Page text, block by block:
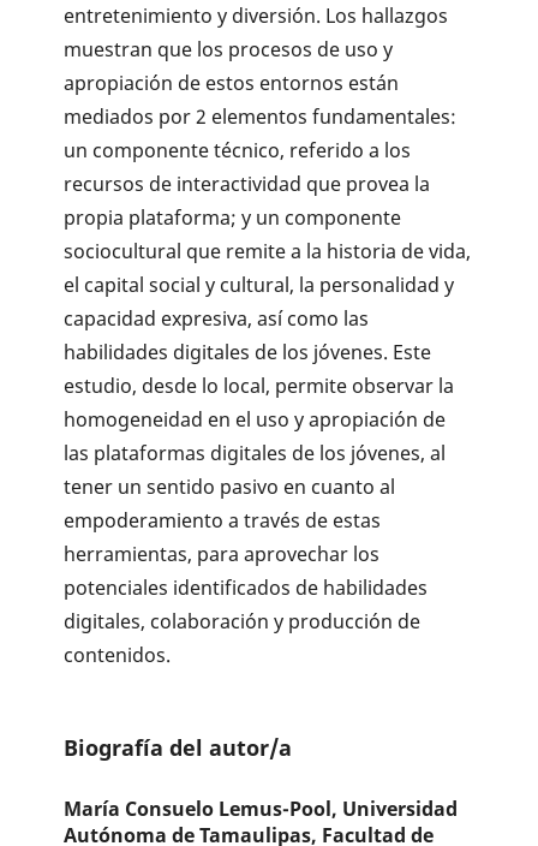
entretenimiento y diversión. Los hallazgos
muestran que los procesos de uso y
apropiación de estos entornos están
mediados por 2 elementos fundamentales:
un componente técnico, referido a los
recursos de interactividad que provea la
propia plataforma; y un componente
sociocultural que remite a la historia de vida,
el capital social y cultural, la personalidad y
capacidad expresiva, así como las
habilidades digitales de los jóvenes. Este
estudio, desde lo local, permite observar la
homogeneidad en el uso y apropiación de
las plataformas digitales de los jóvenes, al
tener un sentido pasivo en cuanto al
empoderamiento a través de estas
herramientas, para aprovechar los
potenciales identificados de habilidades
digitales, colaboración y producción de
contenidos.
Biografía del autor/a
María Consuelo Lemus-Pool, Universidad
Autónoma de Tamaulipas, Facultad de